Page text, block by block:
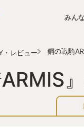
みん
・レビュー 鋼の戦騎
ARMIS